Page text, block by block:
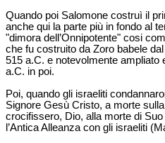
Quando poi Salomone costruì il
anche qui la parte più in fondo al
"dimora dell’Onnipotente" cosi
che fu costruito da Zoro babele
515 a.C. e notevolmente ampliato
a.C. in poi.
Poi, quando gli israeliti
Signore Gesù Cristo, a morte
crocifissero, Dio, alla morte di Suo
l’Antica Alleanza con gli israeliti